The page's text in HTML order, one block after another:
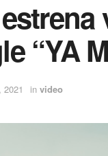
“YA
2021 in video